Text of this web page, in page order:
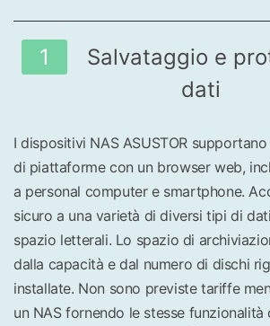
1
Salvataggio e
dati
I dispositivi NAS ASUSTOR
di piattaforme con un browser web,
a personal computer e smartphone.
sicuro a una varietà di diversi tipi di
spazio letterali. Lo spazio di
dalla capacità e dal numero di dischi
installate. Non sono previste tariffe
un NAS fornendo le stesse funzionalità